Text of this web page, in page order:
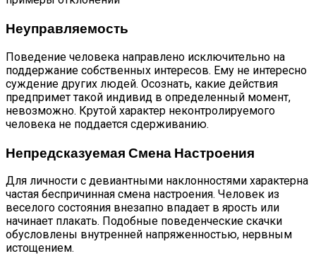
Неуправляемость
Поведение человека направлено исключительно на
поддержание собственных интересов. Ему не интересно
суждение других людей. Осознать, какие действия
предпримет такой индивид в определенный момент,
невозможно. Крутой характер неконтролируемого
человека не поддается сдерживанию.
Непредсказуемая Смена Настроения
Для личности с девиантными наклонностями характерна
частая беспричинная смена настроения. Человек из
веселого состояния внезапно впадает в ярость или
начинает плакать. Подобные поведенческие скачки
обусловлены внутренней напряженностью, нервным
истощением.